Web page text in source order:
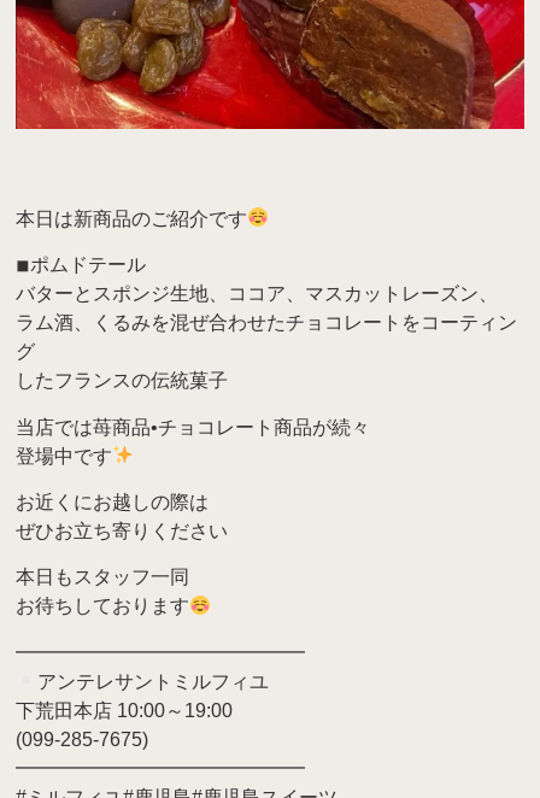
本日は新商品のご紹介です
◾︎ポムドテール
バターとスポンジ生地、ココア、マスカットレーズン、
ラム酒、くるみを混ぜ合わせたチョコレートをコーティン
グ
したフランスの伝統菓子
当店では苺商品•チョコレート商品が続々
登場中です
お近くにお越しの際は
ぜひお立ち寄りください‪
本日もスタッフ一同
お待ちしております
━━━━━━━━━━━━━━━
アンテレサントミルフィユ
下荒田本店 10:00～19:00
(099-285-7675)
━━━━━━━━━━━━━━━